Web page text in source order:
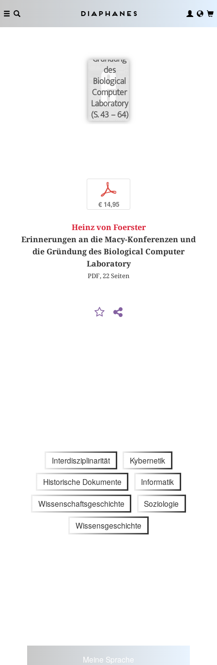
Diaphanes
an die
Macy-
Gründung
des
Biological
Computer
Laboratory
(S. 43 – 64)
p
€ 14,95
Heinz von Foerster
Erinnerungen an die Macy-Konferenzen und
die Gründung des Biological Computer
Laboratory
PDF, 22 Seiten
Interdisziplinarität Kybernetik
Historische Dokumente Informatik
Wissenschaftsgeschichte Soziologie
Wissensgeschichte
Meine Sprache